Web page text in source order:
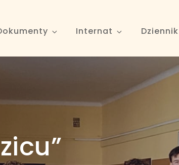
Internat Dziennik